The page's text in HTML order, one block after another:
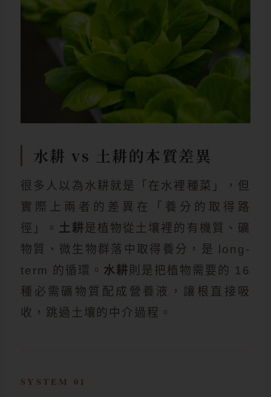
水耕 vs 土耕的本質差異
很多人以為水耕就是「在水裡種菜」，但
實際上兩者的差異在「養分的取得路
徑」。 土耕是植物從土壤裡的有機質、礦
物質、微生物群落中取得養分，是 long-
term 的循環。 水耕則是把植物需要的 16
種必需礦物質配成營養液，讓根直接吸
收，跳過土壤的中介過程。
SYSTEM 01